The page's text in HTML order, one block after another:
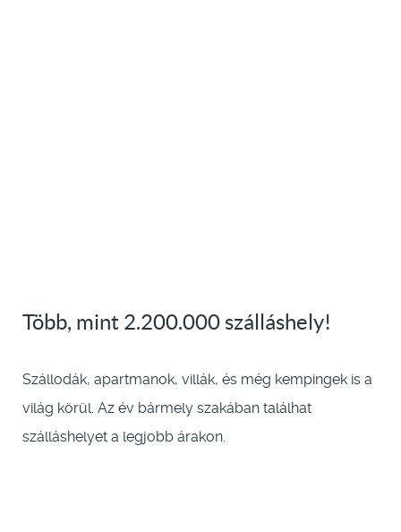
Több, mint 2.200.000 szálláshely!
Szállodák, apartmanok, villák, és még kempingek is a
világ körül. Az év bármely szakában találhat
szálláshelyet a legjobb árakon.